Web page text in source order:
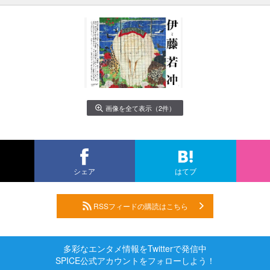
画像を全て表示（2件）
シェア はてブ
RSSフィードの購読はこちら
多彩なエンタメ情報をTwitterで発信中
SPICE公式アカウントをフォローしよう！